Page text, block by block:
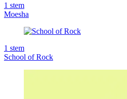
1 stem
Moesha
1 stem
School of Rock